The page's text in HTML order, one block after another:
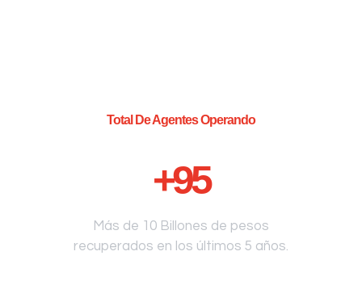
Total De Agentes Operando
+95
Más de 10 Billones de pesos
recuperados en los últimos 5 años.